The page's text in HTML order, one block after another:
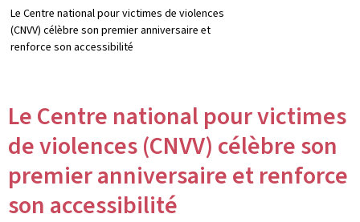
Le Centre national pour victimes de violences
(CNVV) célèbre son premier anniversaire et
renforce son accessibilité
Le Centre national pour victimes
de violences (CNVV) célèbre son
premier anniversaire et renforce
son accessibilité